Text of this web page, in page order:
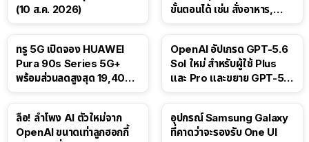
(10 ส.ค. 2026)
ขั้นตอนได้ เช่น สั่งอาหาร,
ทรู 5G เปิดจอง HUAWEI
Pura 90s Series 5G+
พร้อมส่วนลดสูงสุด 19,400
OpenAI อัปเกรด GPT-5.6
Sol ใหม่ สำหรับผู้ใช้ Plus
และ Pro และขยาย GPT-5.6
ลือ! ลำโพง AI ตัวใหม่จาก
OpenAI ขนาดเท่าลูกฮอกกี้
อุปกรณ์ Samsung Galaxy
ที่คาดว่าจะรองรับ One UI